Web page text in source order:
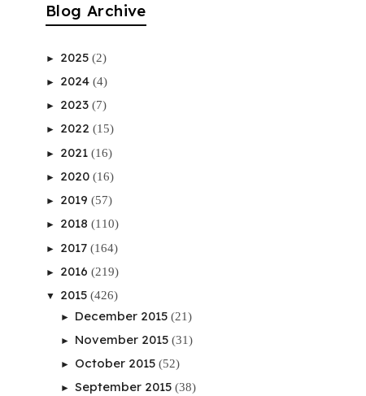
Blog Archive
► 2025 (2)
► 2024 (4)
► 2023 (7)
► 2022 (15)
► 2021 (16)
► 2020 (16)
► 2019 (57)
► 2018 (110)
► 2017 (164)
► 2016 (219)
▼ 2015 (426)
► December 2015 (21)
► November 2015 (31)
► October 2015 (52)
► September 2015 (38)